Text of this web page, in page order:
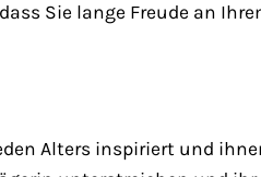
Sie lange Freude an
Alters inspiriert und